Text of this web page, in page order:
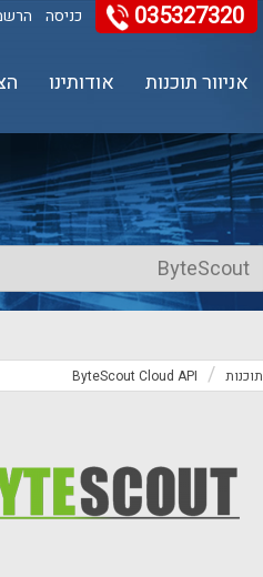
035327320 כניסה
אניוור תוכנות אודותינו
תוכנות ByteScout Cloud API